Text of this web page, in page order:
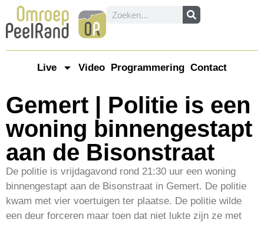
Live Video Programmering Contact
Gemert | Politie is een
woning binnengestapt
aan de Bisonstraat
De politie is vrijdagavond rond 21:30 uur een woning
binnengestapt aan de Bisonstraat in Gemert. De politie
kwam met vier voertuigen ter plaatse. De politie wilde
een deur forceren maar toen dat niet lukte zijn ze met